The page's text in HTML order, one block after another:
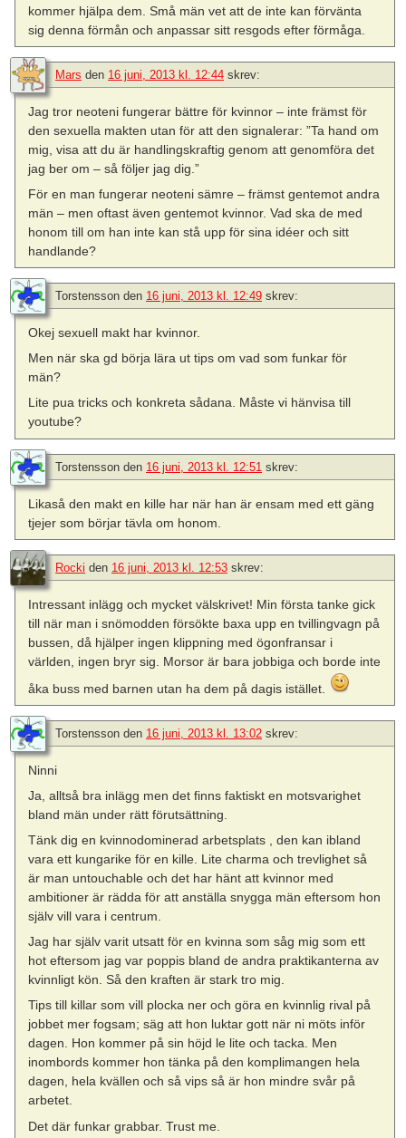
kommer hjälpa dem. Små män vet att de inte kan förvänta
sig denna förmån och anpassar sitt resgods efter förmåga.
Mars den 16 juni, 2013 kl. 12:44 skrev:
Jag tror neoteni fungerar bättre för kvinnor – inte främst för
den sexuella makten utan för att den signalerar: ”Ta hand om
mig, visa att du är handlingskraftig genom att genomföra det
jag ber om – så följer jag dig.”
För en man fungerar neoteni sämre – främst gentemot andra
män – men oftast även gentemot kvinnor. Vad ska de med
honom till om han inte kan stå upp för sina idéer och sitt
handlande?
Torstensson den 16 juni, 2013 kl. 12:49 skrev:
Okej sexuell makt har kvinnor.
Men när ska gd börja lära ut tips om vad som funkar för
män?
Lite pua tricks och konkreta sådana. Måste vi hänvisa till
youtube?
Torstensson den 16 juni, 2013 kl. 12:51 skrev:
Likaså den makt en kille har när han är ensam med ett gäng
tjejer som börjar tävla om honom.
Rocki den 16 juni, 2013 kl. 12:53 skrev:
Intressant inlägg och mycket välskrivet! Min första tanke gick
till när man i snömodden försökte baxa upp en tvillingvagn på
bussen, då hjälper ingen klippning med ögonfransar i
världen, ingen bryr sig. Morsor är bara jobbiga och borde inte
åka buss med barnen utan ha dem på dagis istället.
Torstensson den 16 juni, 2013 kl. 13:02 skrev:
Ninni
Ja, alltså bra inlägg men det finns faktiskt en motsvarighet
bland män under rätt förutsättning.
Tänk dig en kvinnodominerad arbetsplats , den kan ibland
vara ett kungarike för en kille. Lite charma och trevlighet så
är man untouchable och det har hänt att kvinnor med
ambitioner är rädda för att anställa snygga män eftersom hon
själv vill vara i centrum.
Jag har själv varit utsatt för en kvinna som såg mig som ett
hot eftersom jag var poppis bland de andra praktikanterna av
kvinnligt kön. Så den kraften är stark tro mig.
Tips till killar som vill plocka ner och göra en kvinnlig rival på
jobbet mer fogsam; säg att hon luktar gott när ni möts inför
dagen. Hon kommer på sin höjd le lite och tacka. Men
inombords kommer hon tänka på den komplimangen hela
dagen, hela kvällen och så vips så är hon mindre svår på
arbetet.
Det där funkar grabbar. Trust me.